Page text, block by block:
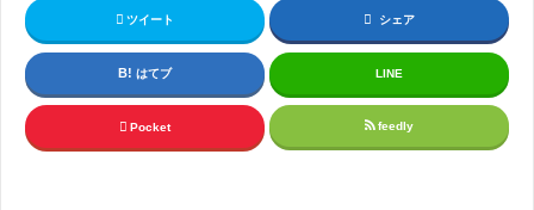
ツイート シェア
はてブ LINE
Pocket feedly